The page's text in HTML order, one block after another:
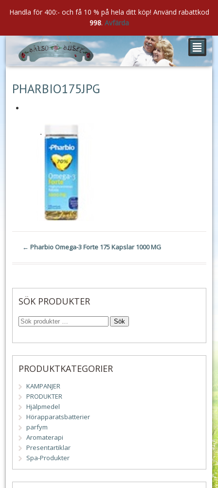
²
PHARBIO175JPG
← Pharbio Omega-3 Forte 175 Kapslar 1000 MG
SÖK PRODUKTER
Sök
PRODUKTKATEGORIER
KAMPANJER
PRODUKTER
Hjälpmedel
Hörapparatsbatterier
parfym
Aromaterapi
Presentartiklar
Spa-Produkter
Handla för 400:- och få 10 % på hela ditt köp! Använd rabattkod
998. Avfärda